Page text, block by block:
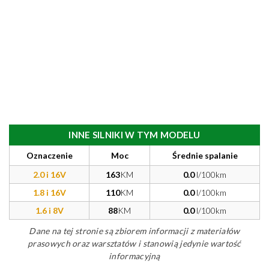
INNE SILNIKI W TYM MODELU
Oznaczenie Moc
Średnie spalanie
2.0 i 16V
163KM 0.0l/100km
1.8 i 16V
110KM 0.0l/100km
1.6 i 8V
88KM 0.0l/100km
Dane na tej stronie są zbiorem informacji z materiałów
prasowych oraz warsztatów i stanowią jedynie wartość
informacyjną